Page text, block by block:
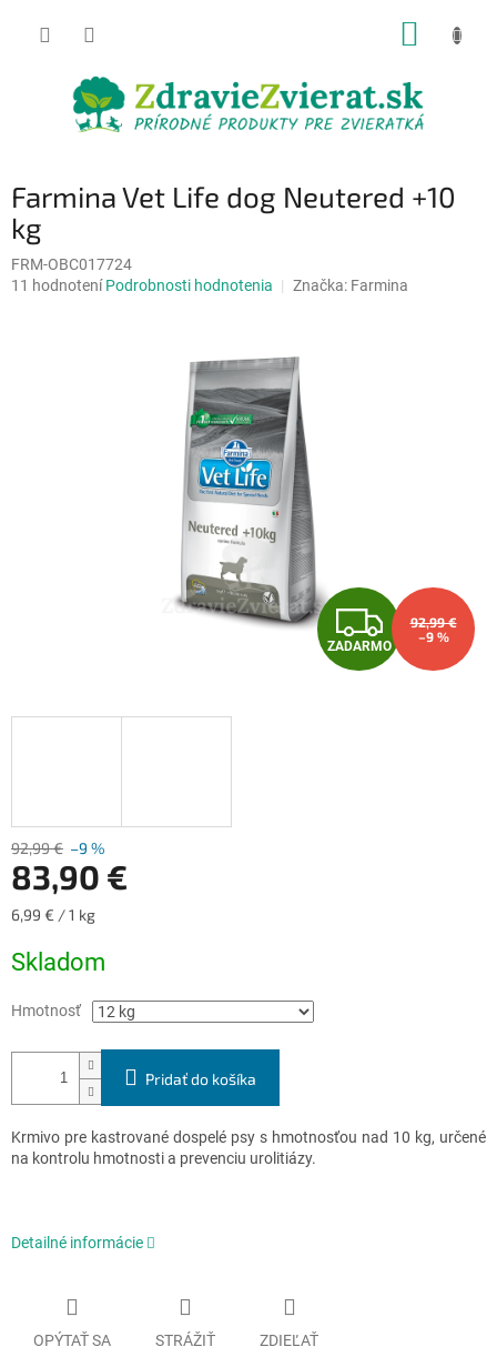
Farmina Vet Life dog Neutered +10
kg
FRM-OBC017724
Priemerné
11 hodnotení Podrobnosti hodnotenia Značka: Farmina
Z
A
ZADARMO
92,99 €
–9 %
92,99 € –9 %
83,90 €
Jednotková
6,99 € / 1 kg
Skladom
Hmotnosť
Pridať do košíka
Krmivo pre kastrované dospelé psy s hmotnosťou nad 10 kg, určené
na kontrolu hmotnosti a prevenciu urolitiázy.
Detailné informácie
OPÝTAŤ SA STRÁŽIŤ ZDIEĽAŤ